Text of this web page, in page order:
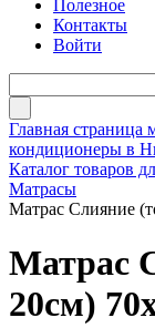
Полезное
Контакты
Войти
Главная страница
кондиционеры в
Каталог товаров
Матрасы
Матрас Слияние
Матрас
20см)